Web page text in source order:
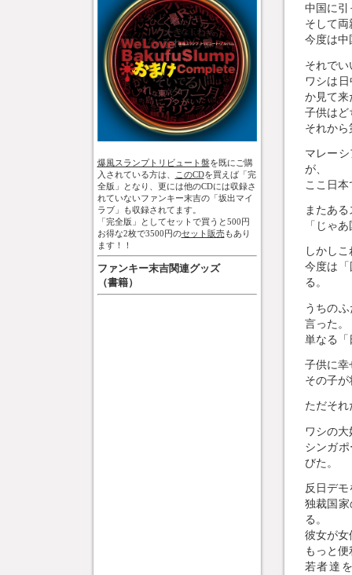
爆風スランプトリビュート盤を既にご購
入されている方は、
このCDを買えば「完
全版」となり、更には他のCDには収録さ
れていないファンキー末吉の「坂出マイ
ラブ」も収録されてます。
「完全版」としてセットで買うと500円
お得な2枚で3500円のセット販売もあり
ます！！
ファンキー末吉関連グッズ
（書籍）
中国に引
そして
今度は中
それでい
ワシは
か見て来
子供はど
それか
マレー
が、
ここ日
またあ
「じゃ
しかし
今度は
る。
うちの
言った。
単なる「
子供に幸
その子
ただそ
ワシの
シンガ
びた。
反日デ
独裁国
る。
彼女が女
もっと
若者達